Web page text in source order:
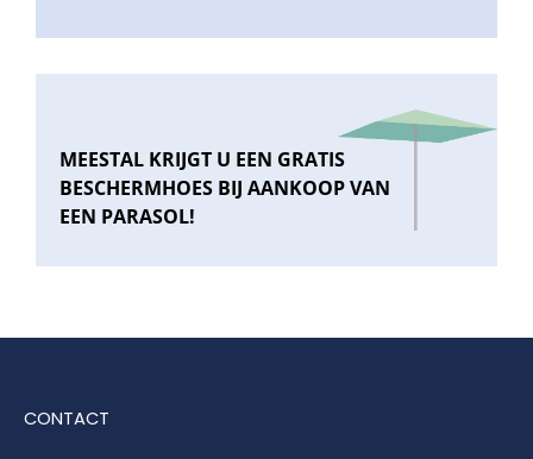
MEESTAL KRIJGT U EEN GRATIS
BESCHERMHOES BIJ AANKOOP VAN
EEN PARASOL!
CONTACT